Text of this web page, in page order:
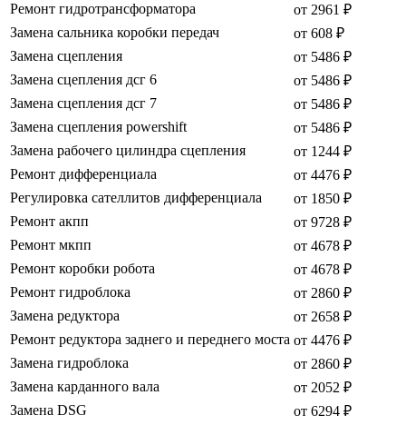
Ремонт гидротрансформатора
от 2961 ₽
Замена сальника коробки передач
от 608 ₽
Замена сцепления
от 5486 ₽
Замена сцепления дсг 6
от 5486 ₽
Замена сцепления дсг 7
от 5486 ₽
Замена сцепления powershift
от 5486 ₽
Замена рабочего цилиндра сцепления
от 1244 ₽
Ремонт дифференциала
от 4476 ₽
Регулировка сателлитов дифференциала
от 1850 ₽
Ремонт акпп
от 9728 ₽
Ремонт мкпп
от 4678 ₽
Ремонт коробки робота
от 4678 ₽
Ремонт гидроблока
от 2860 ₽
Замена редуктора
от 2658 ₽
Ремонт редуктора заднего и переднего моста от 4476 ₽
Замена гидроблока
от 2860 ₽
Замена карданного вала
от 2052 ₽
Замена DSG
от 6294 ₽